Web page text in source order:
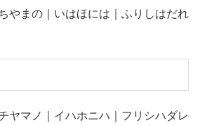
やまの｜いはほには｜ふりしはだれ
ヤマノ｜イハホニハ｜フリシハダレ